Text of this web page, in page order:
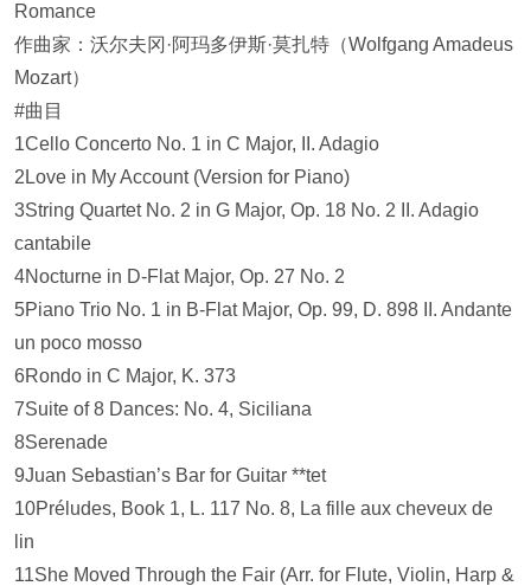
Romance
作曲家：沃尔夫冈·阿玛多伊斯·莫扎特（Wolfgang Amadeus
Mozart）
#曲目
1Cello Concerto No. 1 in C Major, II. Adagio
2Love in My Account (Version for Piano)
3String Quartet No. 2 in G Major, Op. 18 No. 2 II. Adagio
cantabile
4Nocturne in D-Flat Major, Op. 27 No. 2
5Piano Trio No. 1 in B-Flat Major, Op. 99, D. 898 II. Andante
un poco mosso
6Rondo in C Major, K. 373
7Suite of 8 Dances: No. 4, Siciliana
8Serenade
9Juan Sebastian’s Bar for Guitar **tet
10Préludes, Book 1, L. 117 No. 8, La fille aux cheveux de
lin
11She Moved Through the Fair (Arr. for Flute, Violin, Harp &